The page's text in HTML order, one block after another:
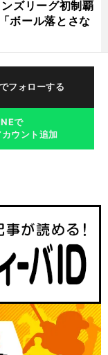
ズリーグ初制覇
ボール落とさな
フォローする
で
カウント追加